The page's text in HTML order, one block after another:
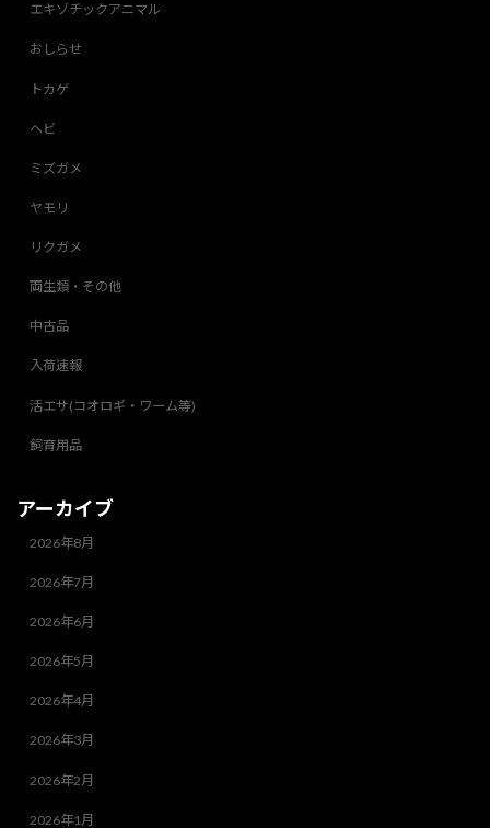
エキゾチックアニマル
おしらせ
トカゲ
ヘビ
ミズガメ
ヤモリ
リクガメ
両生類・その他
中古品
入荷速報
活エサ(コオロギ・ワーム等)
飼育用品
アーカイブ
2026年8月
2026年7月
2026年6月
2026年5月
2026年4月
2026年3月
2026年2月
2026年1月